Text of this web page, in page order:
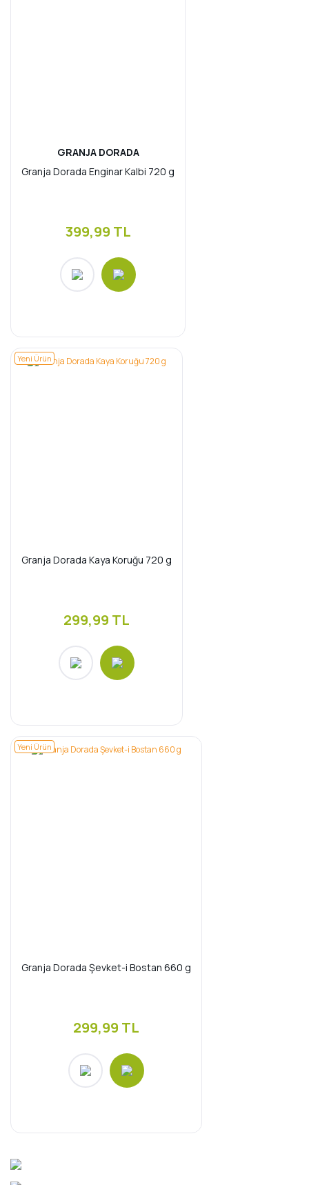
GRANJA DORADA
Granja Dorada Enginar Kalbi 720 g
399,99 TL
Yeni Ürün
Granja Dorada Kaya Koruğu 720 g
299,99 TL
Yeni Ürün
Granja Dorada Şevket-i Bostan 660 g
299,99 TL